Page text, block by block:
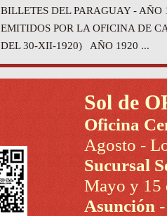
BILLETES DEL PARAGUAY -
EMITIDOS POR LA OFICINA DE
DEL 30-XII-1920) AÑO 1920 ...
Sol de
Oficina
Agosto -
Sucursal
Mayo y 15
Asunción